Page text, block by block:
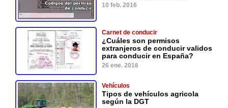
10 feb. 2016
Carnet de conducir
¿Cuáles son permisos
extranjeros de conducir validos
para conducir en España?
26 ene. 2016
Vehículos
Tipos de vehículos agricola
según la DGT